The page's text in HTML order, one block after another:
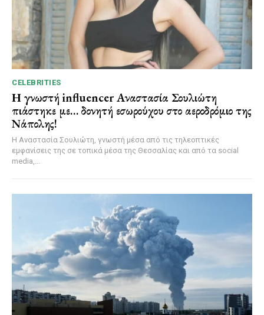
CELEBRITIES
Η γνωστή influencer Αναστασία Σουλιώτη
πιάστηκε με… δονητή εσωρούχου στο αεροδρόμιο της
Νάπολης!
Η Αναστασία Σουλιώτη, γνωστή μέσα από τις τηλεοπτικές
εμφανίσεις της σε τοπικά μέσα της Θεσσαλίας και από τα social
media,...